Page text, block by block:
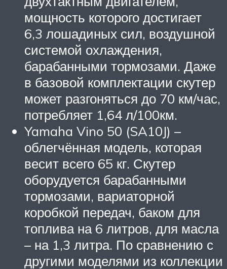
мощность которого достигает
6,3 лошадиных сил, воздушной
системой охлаждения,
барабанными тормозами. Даже
в базовой комплектации скутер
может разгоняться до 70 км/час,
потребляет 1,64 л/100км.
Yamaha Vino 50 (SA10J) –
облегчённая модель, которая
весит всего 65 кг. Скутер
оборудуется барабанными
тормозами, вариаторной
коробкой передач, баком для
топлива на 6 литров, для масла
– на 1,3 литра. По сравнению с
другими моделями из коллекции